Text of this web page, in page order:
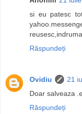
si eu patesc
Răspundeți
Ovidiu
21
Doar salveaza
Răspundeți